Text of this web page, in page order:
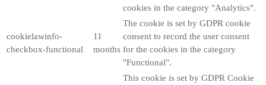
cookies in the category "Analytics".
cookielawinfo-
checkbox-functional
11
months
The cookie is set by GDPR cookie
consent to record the user consent
for the cookies in the category
"Functional".
This cookie is set by GDPR Cookie